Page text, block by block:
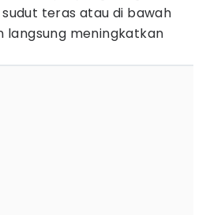
teras atau di bawah
langsung meningkatkan